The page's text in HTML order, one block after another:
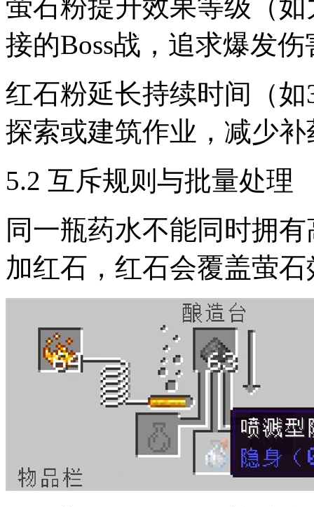
萤石粉提升效果等级（
接的Boss战，追求爆发伤
红石粉延长持续时间（
探索或建筑作业，减少
5.2 互斥规则与批量处理
同一瓶药水不能同时拥
加红石，红石会覆盖萤